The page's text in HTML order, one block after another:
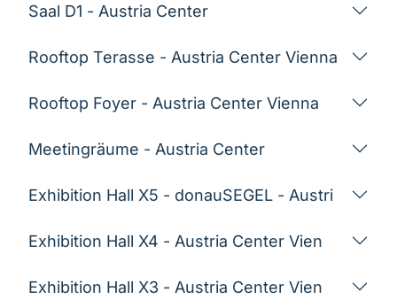
Saal D1 - Austria Center
Rooftop Terasse - Austria Center Vienna
Rooftop Foyer - Austria Center Vienna
Meetingräume - Austria Center
Exhibition Hall X5 - donauSEGEL - Austri
Exhibition Hall X4 - Austria Center Vien
Exhibition Hall X3 - Austria Center Vien